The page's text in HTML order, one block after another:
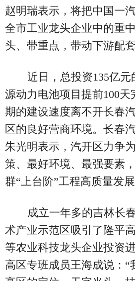
赵明瑞表示，将把中国一
全市工业龙头企业中的重
头、带重点，带动下游配
近日，总投资135亿
源动力电池项目提前100天
期的建设速度离不开长春
区的良好营商环境。长春
朱光明表示，汽开区力争
策、最好环境、最强要素
群“上台阶”工程高质量发
成立一年多的吉林长
术产业示范区吸引了隆平
等农业科技龙头企业投资
高区专班成员王海成说：“